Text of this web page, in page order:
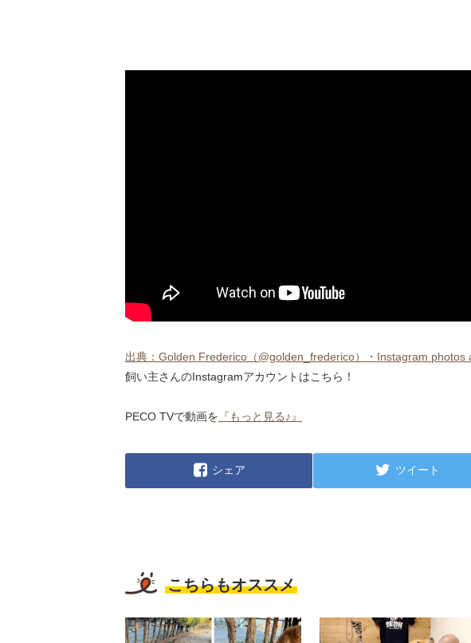
出典：Golden Frederico（@golden_frederico）・Instagram photos
飼い主さんのInstagramアカウントはこちら！
PECO TVで動画を 『もっと見る♪』
シェア ツイート
こちらもオススメ